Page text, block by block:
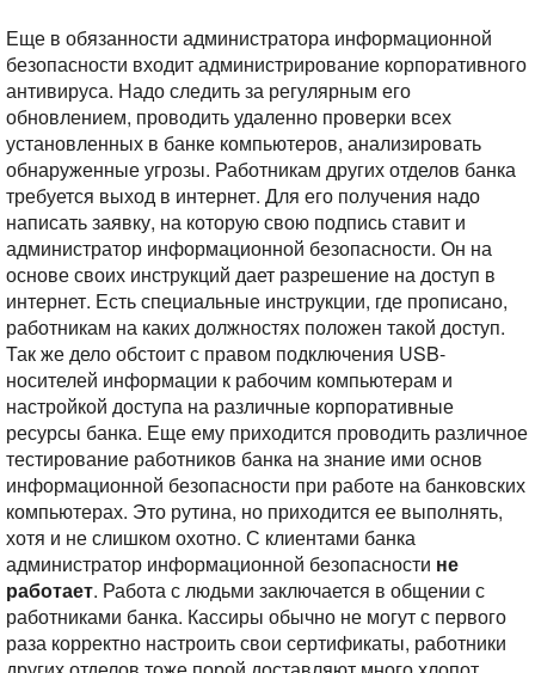
Еще в обязанности администратора информационной
безопасности входит администрирование корпоративного
антивируса. Надо следить за регулярным его
обновлением, проводить удаленно проверки всех
установленных в банке компьютеров, анализировать
обнаруженные угрозы. Работникам других отделов банка
требуется выход в интернет. Для его получения надо
написать заявку, на которую свою подпись ставит и
администратор информационной безопасности. Он на
основе своих инструкций дает разрешение на доступ в
интернет. Есть специальные инструкции, где прописано,
работникам на каких должностях положен такой доступ.
Так же дело обстоит с правом подключения USB-
носителей информации к рабочим компьютерам и
настройкой доступа на различные корпоративные
ресурсы банка. Еще ему приходится проводить различное
тестирование работников банка на знание ими основ
информационной безопасности при работе на банковских
компьютерах. Это рутина, но приходится ее выполнять,
хотя и не слишком охотно. С клиентами банка
администратор информационной безопасности не
работает. Работа с людьми заключается в общении с
работниками банка. Кассиры обычно не могут с первого
раза корректно настроить свои сертификаты, работники